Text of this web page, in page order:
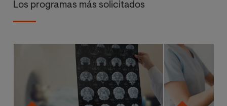
Los programas más solicitados